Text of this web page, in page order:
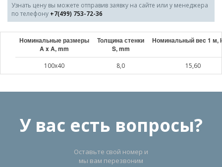
Узнать цену вы можете отправив заявку на сайте или у менеджера
по телефону +7(499) 753-72-36
Номинальные размеры
A x A, mm
Толщина стенки
S, mm
Номинальный веc 1 м,
100x40 8,0 15,60
У вас есть вопросы?
Оставьте свой номер и
мы вам перезвоним